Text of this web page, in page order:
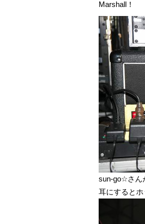
Marshall！
sun-go☆さん
耳にすると